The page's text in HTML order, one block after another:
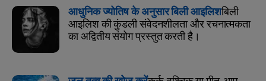
आधुनिक ज्योतिष के अनुसार बिली आइलिशबिली
आइलिश की कुंडली संवेदनशीलता और रचनात्मकता
का अद्वितीय संयोग प्रस्तुत करती है।